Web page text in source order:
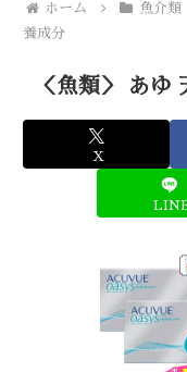
ホーム 魚介類
養成分
＜魚類＞ あゆ
X